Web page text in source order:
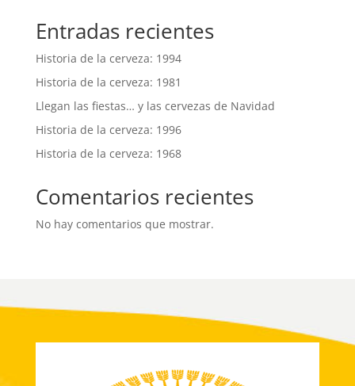
Entradas recientes
Historia de la cerveza: 1994
Historia de la cerveza: 1981
Llegan las fiestas… y las cervezas de Navidad
Historia de la cerveza: 1996
Historia de la cerveza: 1968
Comentarios recientes
No hay comentarios que mostrar.